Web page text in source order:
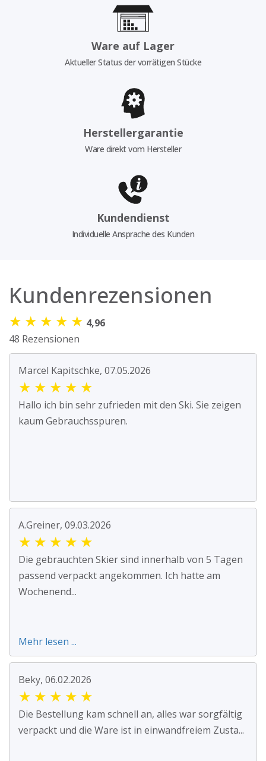
Ware auf Lager
Aktueller Status der vorrätigen Stücke
Herstellergarantie
Ware direkt vom Hersteller
Kundendienst
Individuelle Ansprache des Kunden
Kundenrezensionen
★ ★ ★ ★ ★ 4,96
48 Rezensionen
Marcel Kapitschke, 07.05.2026
★ ★ ★ ★ ★
Hallo ich bin sehr zufrieden mit den Ski. Sie zeigen
kaum Gebrauchsspuren.
A.Greiner, 09.03.2026
★ ★ ★ ★ ★
Die gebrauchten Skier sind innerhalb von 5 Tagen
passend verpackt angekommen. Ich hatte am
Wochenend...
Mehr lesen ...
Beky, 06.02.2026
★ ★ ★ ★ ★
Die Bestellung kam schnell an, alles war sorgfältig
verpackt und die Ware ist in einwandfreiem Zusta...